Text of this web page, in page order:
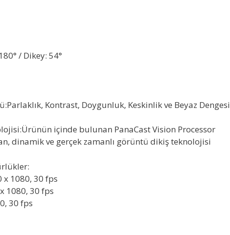
/ Dikey: 54°
Kontrast, Doygunluk, Keskinlik ve Beyaz Dengesi
içinde bulunan PanaCast Vision Processor
dinamik ve gerçek zamanlı görüntü dikiş teknolojisi
x 1080, 30 fps
1080, 30 fps
30 fps